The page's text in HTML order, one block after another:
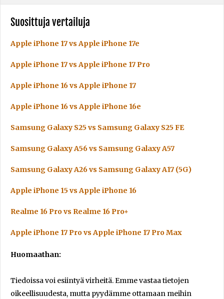
Suosittuja vertailuja
Apple iPhone 17 vs Apple iPhone 17e
Apple iPhone 17 vs Apple iPhone 17 Pro
Apple iPhone 16 vs Apple iPhone 17
Apple iPhone 16 vs Apple iPhone 16e
Samsung Galaxy S25 vs Samsung Galaxy S25 FE
Samsung Galaxy A56 vs Samsung Galaxy A57
Samsung Galaxy A26 vs Samsung Galaxy A17 (5G)
Apple iPhone 15 vs Apple iPhone 16
Realme 16 Pro vs Realme 16 Pro+
Apple iPhone 17 Pro vs Apple iPhone 17 Pro Max
Huomaathan:
Tiedoissa voi esiintyä virheitä. Emme vastaa tietojen
oikeellisuudesta, mutta pyydämme ottamaan meihin